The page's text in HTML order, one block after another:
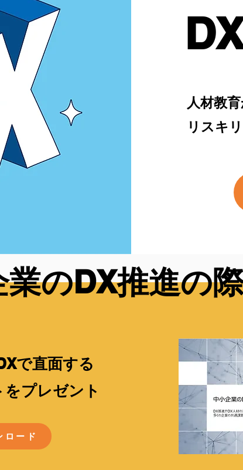
人材教
リスキ
で直面する
プレゼント
ロード
業のDX推進の